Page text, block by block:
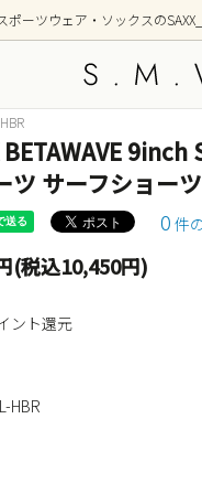
ーツウェア・ソックスの
ンダーウェア
アウトドア)
着(ラウンジ / 寝間着）
チ形状別
BETAWAVE
ツ サーフショー
0 件
(税込10,450円)
ント還元
HBR